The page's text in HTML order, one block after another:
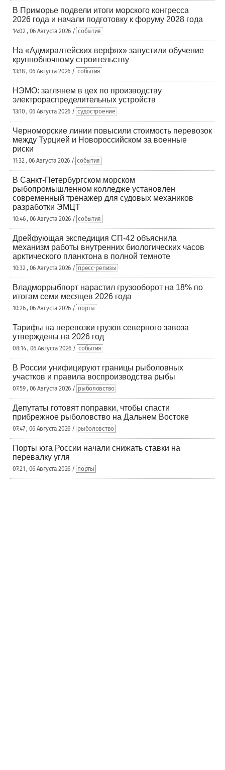
В Приморье подвели итоги морского конгресса
2026 года и начали подготовку к форуму 2028 года
14:02 , 06 Августа 2026 / события
На «Адмиралтейских верфях» запустили обучение
крупноблочному строительству
13:18 , 06 Августа 2026 / события
НЭМО: заглянем в цех по производству
электрораспределительных устройств
13:10 , 06 Августа 2026 / судостроение
Черноморские линии повысили стоимость перевозок
между Турцией и Новороссийском за военные
риски
11:32 , 06 Августа 2026 / события
В Санкт-Петербургском морском
рыбопромышленном колледже установлен
современный тренажер для судовых механиков
разработки ЭМЦТ
10:46 , 06 Августа 2026 / события
Дрейфующая экспедиция СП-42 объяснила
механизм работы внутренних биологических часов
арктического планктона в полной темноте
10:32 , 06 Августа 2026 / пресс-релизы
Владморрыбпорт нарастил грузооборот на 18% по
итогам семи месяцев 2026 года
10:26 , 06 Августа 2026 / порты
Тарифы на перевозки грузов северного завоза
утверждены на 2026 год
08:14 , 06 Августа 2026 / события
В России унифицируют границы рыболовных
участков и правила воспроизводства рыбы
07:59 , 06 Августа 2026 / рыболовство
Депутаты готовят поправки, чтобы спасти
прибрежное рыболовство на Дальнем Востоке
07:47 , 06 Августа 2026 / рыболовство
Порты юга России начали снижать ставки на
перевалку угля
07:21 , 06 Августа 2026 / порты